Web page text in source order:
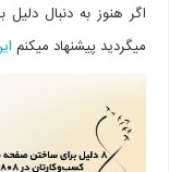
میگردید پیشنهاد میکنم